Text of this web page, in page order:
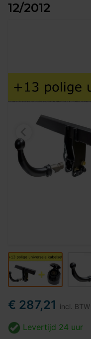
12/2012
€ 287,21 incl. BTW
Levertijd 24 uur